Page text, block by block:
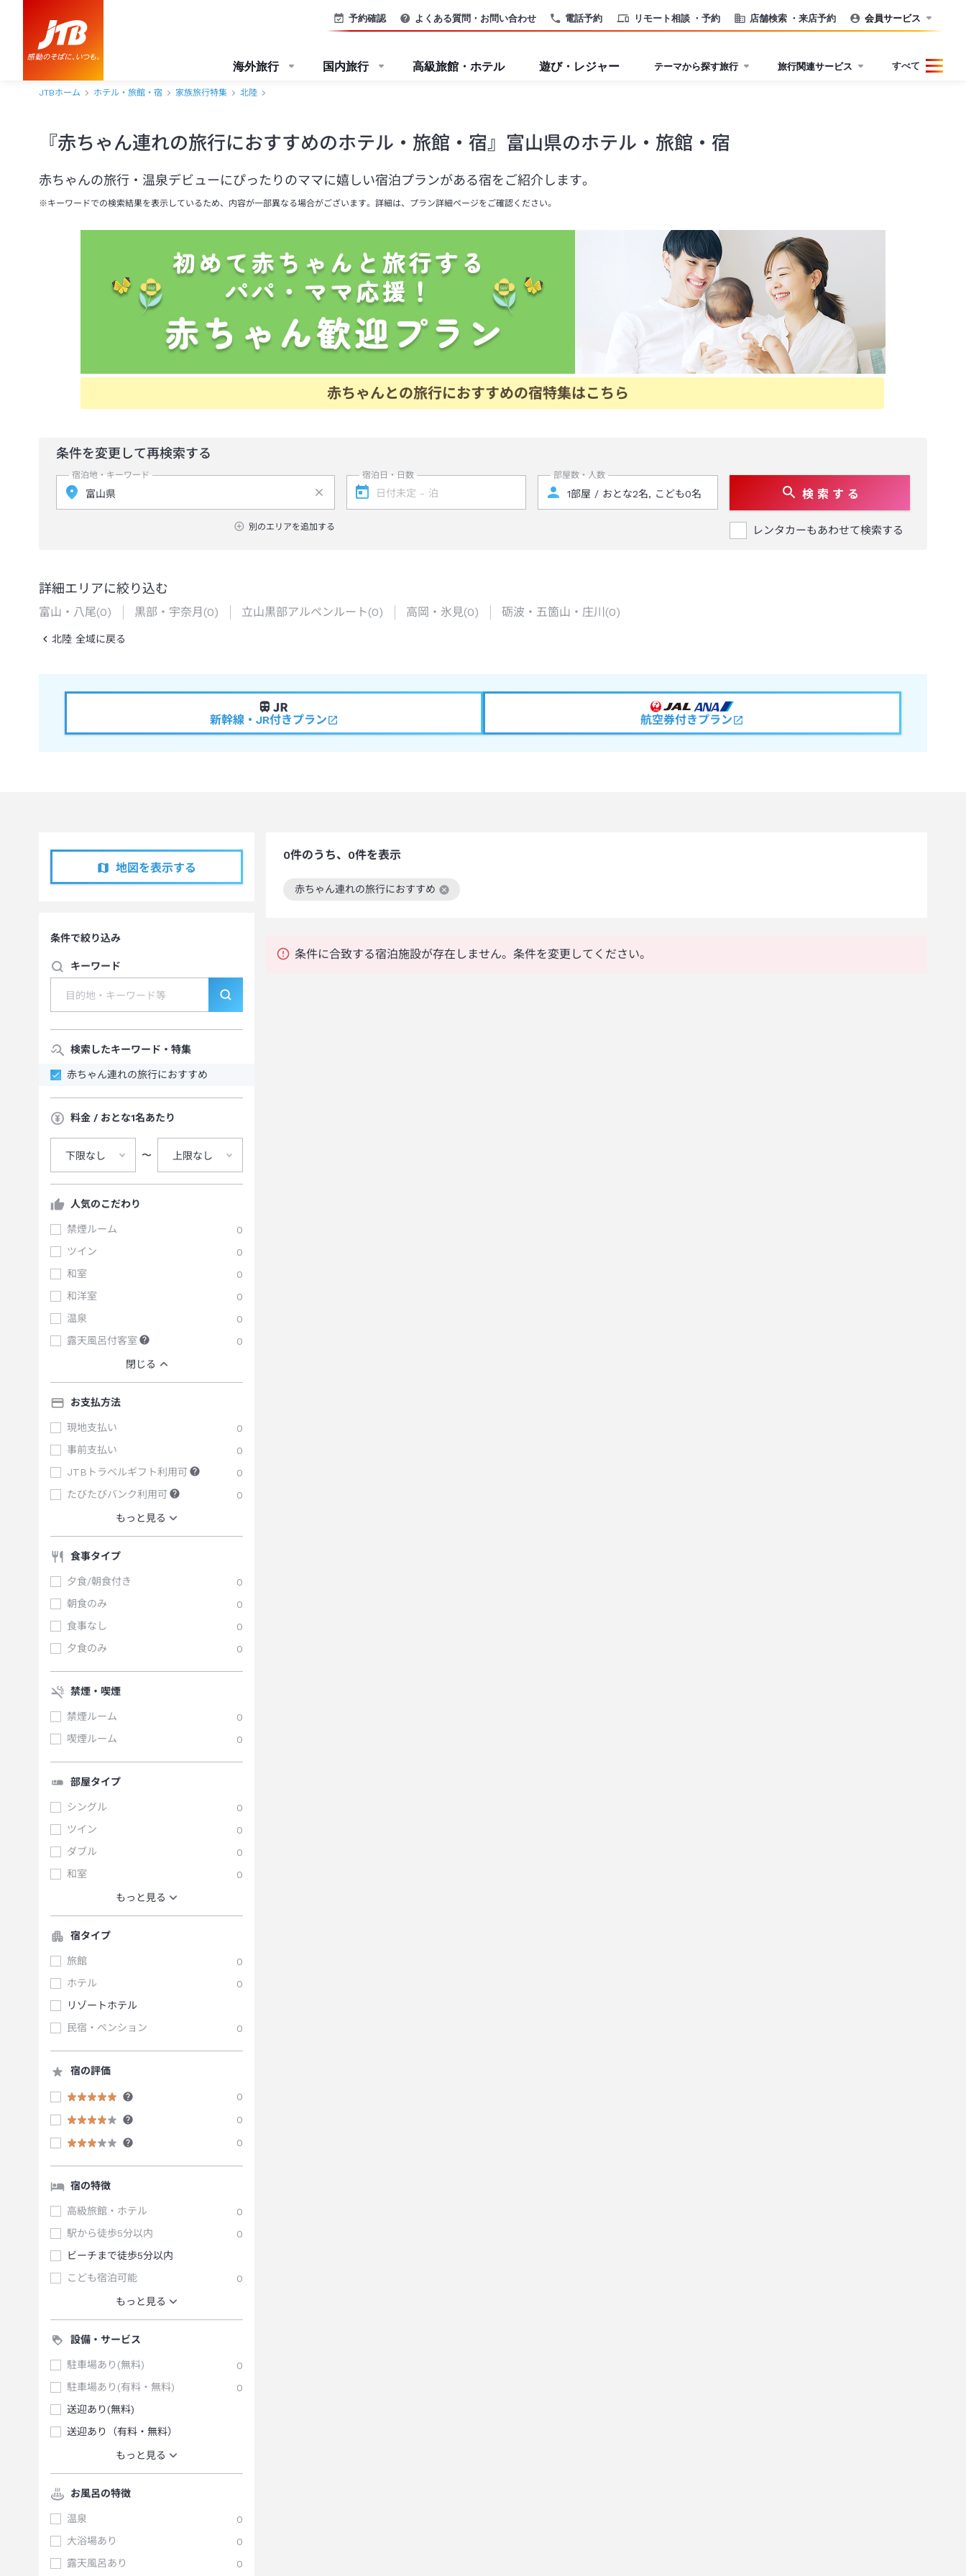
電話予約 リモート相談 ・予約 店舗検索 ・来店予約
予約確認 よくある質問・お問い合わせ 会員サービス
海外旅行 国内旅行 高級旅館・ホテル 遊び・レジャー テーマから探す旅行 旅行関連サービス すべて
JTBホーム ホテル・旅館・宿 家族旅行特集 北陸
『赤ちゃん連れの旅行におすすめのホテル・旅館・宿』富山県のホテル・旅館・宿
赤ちゃんの旅行・温泉デビューにぴったりのママに嬉しい宿泊プランがある宿をご紹介します。
※キーワードでの検索結果を表示しているため、内容が一部異なる場合がございます。詳細は、プラン詳細ページをご確認ください。
赤ちゃんとの旅行におすすめの宿特集はこちら
条件を変更して再検索する
宿泊地・キーワード
別のエリアを追加する
宿泊日・日数 部屋数・人数
検 索 す る
レンタカーもあわせて検索する
詳細エリアに絞り込む
富山・八尾(0) 黒部・宇奈月 (0) 立山黒部アルペンルート(0) 高岡・氷見(0) 砺波・五箇山・庄川(0)
北陸 全域に戻る
新幹線・JR付きプラン 航空券付きプラン
地図を表示する
条件で絞り込み
キーワード
検索したキーワード・特集
赤ちゃん連れの旅行におすすめ
料金 / おとな1名あたり
下限なし 〜 上限なし
人気のこだわり
禁煙ルーム
0
ツイン
0
和室
0
和洋室
0
温泉
0
露天風呂付客室
0
閉じる
お支払方法
現地支払い
0
事前支払い
0
JTBトラベルギフト利用可
0
たびたびバンク利用可
0
もっと見る
食事タイプ
夕食/朝食付き
0
朝食のみ
0
食事なし
0
夕食のみ
0
禁煙・喫煙
禁煙ルーム
0
喫煙ルーム
0
部屋タイプ
シングル
0
ツイン
0
ダブル
0
和室
0
もっと見る
宿タイプ
旅館
0
ホテル
0
リゾートホテル
民宿・ペンション
0
宿の評価
0
0
0
宿の特徴
高級旅館・ホテル
0
駅から徒歩5分以内
0
ビーチまで徒歩5分以内
こども宿泊可能
0
もっと見る
設備・サービス
駐車場あり(無料)
0
駐車場あり(有料・無料)
0
送迎あり(無料)
送迎あり（有料・無料）
もっと見る
お風呂の特徴
温泉
0
大浴場あり
0
露天風呂あり
0
0件のうち、0件を表示
赤ちゃん連れの旅行におすすめ
この絞り込み条件を解除
条件に合致する宿泊施設が存在しません。条件を変更してください。